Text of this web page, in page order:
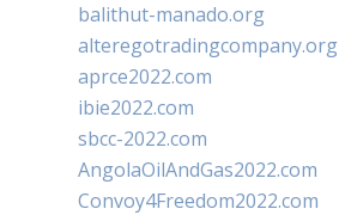
balithut-manado.org
alteregotradingcompany.org
aprce2022.com
ibie2022.com
sbcc-2022.com
AngolaOilAndGas2022.com
Convoy4Freedom2022.com